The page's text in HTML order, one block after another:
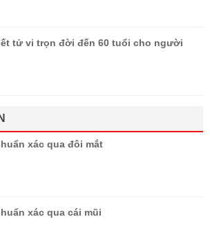
tử vi trọn đời đến 60 tuổi cho người
xác qua đôi mắt
xác qua cái mũi